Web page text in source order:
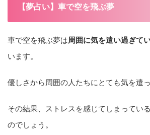
【夢占い】車で空を飛ぶ夢
車で空を飛ぶ夢は周囲に気を遣い過ぎて
います。
優しさから周囲の人たちにとても気を遣
その結果、ストレスを感じてしまってい
のでしょう。